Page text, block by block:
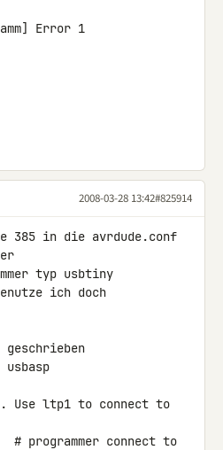
Error 1
2008-03-28 13:42#825914
385 in die avrdude.conf
typ usbtiny
ich doch
= usbasp
Use ltp1 to connect to
# programmer connect to